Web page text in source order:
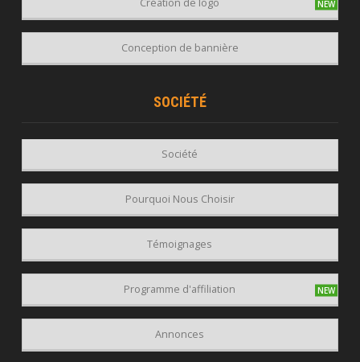
Création de logo
Conception de bannière
SOCIÉTÉ
Société
Pourquoi Nous Choisir
Témoignages
Programme d'affiliation
Annonces